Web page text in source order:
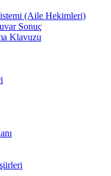
(Aile Hekimleri)
Sonuç
Klavuzu